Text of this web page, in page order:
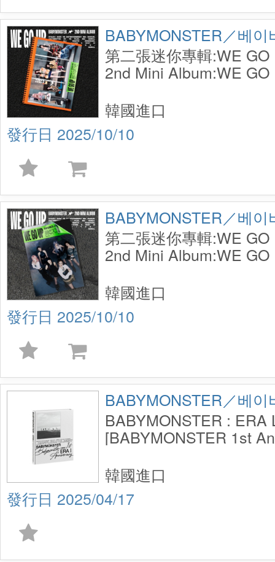
BABYMONSTER／베이
第二張迷你專輯:WE GO
2nd Mini Album:WE GO
2025/10/10
韓國進口
BABYMONSTER／베이
第二張迷你專輯:WE
2nd Mini Album:WE GO
2025/10/10
韓國進口
BABYMONSTER／베이
BABYMONSTER : ERA
[BABYMONSTER 1st
2025/04/17
韓國進口